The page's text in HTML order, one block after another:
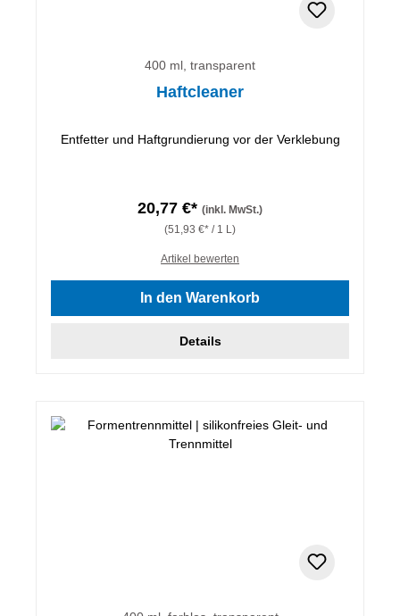
400 ml, transparent
Haftcleaner
Entfetter und Haftgrundierung vor der Verklebung
20,77 €* (inkl. MwSt.)
(51,93 €* / 1 L)
Artikel bewerten
In den Warenkorb
Details